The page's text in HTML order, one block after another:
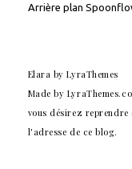
Arrière plan
Elara by LyraThemes
Made by
vous désirez
l'adresse de ce blog.